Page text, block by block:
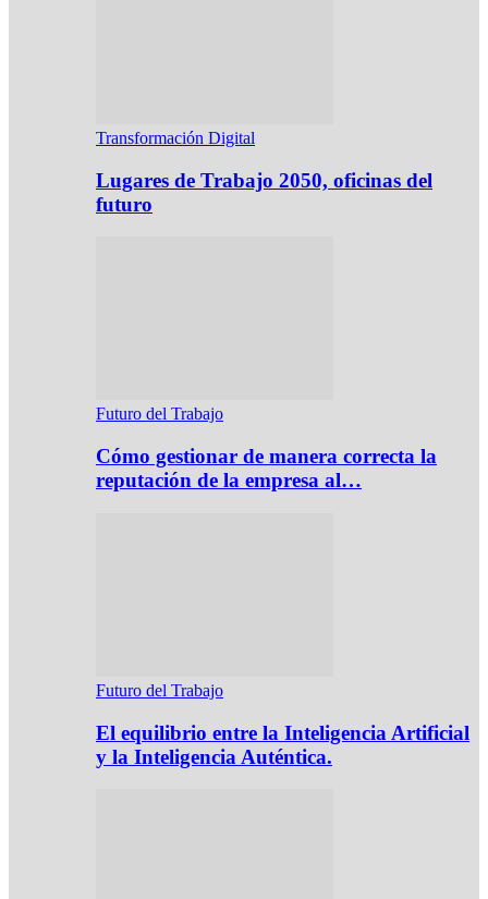
Transformación Digital
Lugares de Trabajo 2050, oficinas del
futuro
Futuro del Trabajo
Cómo gestionar de manera correcta la
reputación de la empresa al…
Futuro del Trabajo
El equilibrio entre la Inteligencia Artificial
y la Inteligencia Auténtica.